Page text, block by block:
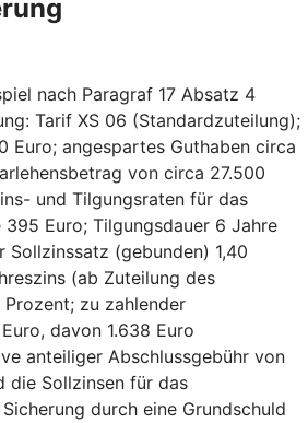
nach Paragraf 17 Absatz 4
Tarif XS 06 (Standardzuteilung);
Euro; angespartes Guthaben circa
von circa 27.500
und Tilgungsraten für das
395 Euro; Tilgungsdauer 6 Jahre
Sollzinssatz (gebunden) 1,40
(ab Zuteilung des
zu zahlender
davon 1.638 Euro
anteiliger Abschlussgebühr von
die Sollzinsen für das
durch eine Grundschuld